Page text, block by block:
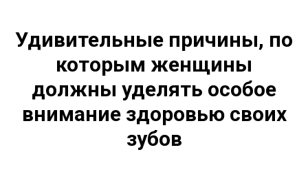
Удивительные причины, по
которым женщины
должны уделять особое
внимание здоровью своих
зубов